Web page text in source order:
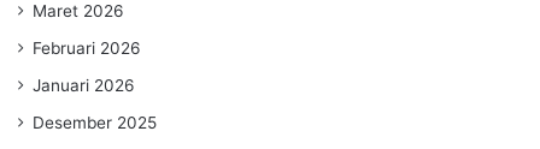
Maret 2026
Februari 2026
Januari 2026
Desember 2025